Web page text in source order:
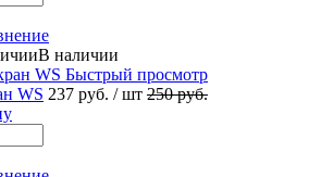
В наличии
Быстрый просмотр
WS 237 руб. / шт 250 руб.